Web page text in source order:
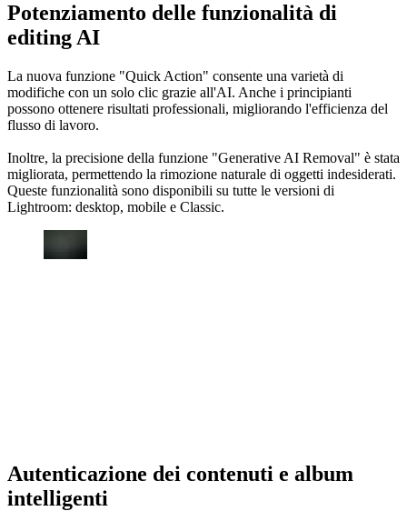
Potenziamento delle funzionalità di
editing AI
La nuova funzione "Quick Action" consente una varietà di
modifiche con un solo clic grazie all'AI. Anche i principianti
possono ottenere risultati professionali, migliorando l'efficienza del
flusso di lavoro.
Inoltre, la precisione della funzione "Generative AI Removal" è stata
migliorata, permettendo la rimozione naturale di oggetti indesiderati.
Queste funzionalità sono disponibili su tutte le versioni di
Lightroom: desktop, mobile e Classic.
Autenticazione dei contenuti e album
intelligenti